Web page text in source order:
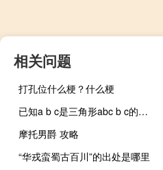
相关问题
打孔位什么梗？什么梗
已知a b c是三角形abc b c的三边长满足(b ^ 2)平方c 3的绝对值A是
摩托男爵 攻略
“华戎蛮蜀古百川”的出处是哪里